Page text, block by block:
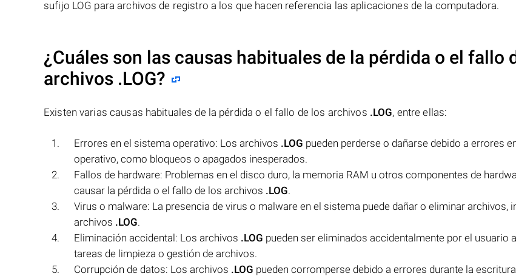
sufijo LOG para archivos de registro a los que hacen referencia las aplicaciones de la computadora.
¿Cuáles son las causas habituales de la pérdida o el fallo
archivos .LOG?
Existen varias causas habituales de la pérdida o el fallo de los archivos .LOG, entre ellas:
Errores en el sistema operativo: Los archivos .LOG pueden perderse o dañarse debido a errores
operativo, como bloqueos o apagados inesperados.
Fallos de hardware: Problemas en el disco duro, la memoria RAM u otros componentes de
causar la pérdida o el fallo de los archivos .LOG.
Virus o malware: La presencia de virus o malware en el sistema puede dañar o eliminar archivos,
archivos .LOG.
Eliminación accidental: Los archivos .LOG pueden ser eliminados accidentalmente por el usuario
tareas de limpieza o gestión de archivos.
Corrupción de datos: Los archivos .LOG pueden corromperse debido a errores durante la